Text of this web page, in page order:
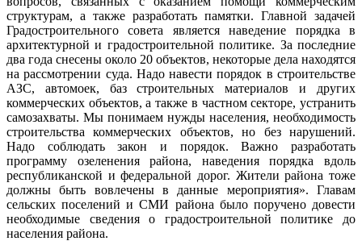
структурам, а также разработать памятки. Главной задачей
Градостроительного совета является наведение порядка в
архитектурной и градостроительной политике. За последние
два года снесены около 20 объектов, некоторые дела находятся
на рассмотрении суда. Надо навести порядок в строительстве
АЗС, автомоек, баз строительных материалов и других
коммерческих объектов, а также в частном секторе, устранить
самозахваты. Мы понимаем нужды населения, необходимость
строительства коммерческих объектов, но без нарушений.
Надо соблюдать закон и порядок. Важно разработать
программу озеленения района, наведения порядка вдоль
республиканской и федеральной дорог. Жители района тоже
должны быть вовлечены в данные мероприятия». Главам
сельских поселений и СМИ района было поручено довести
необходимые сведения о градостроительной политике до
населения района.